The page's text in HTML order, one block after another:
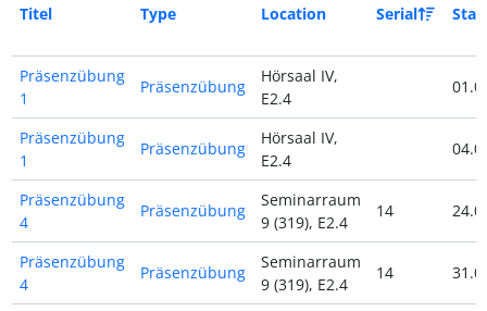
Titel Type Location Serial
Präsenzübung
1
Präsenzübung
Hörsaal IV,
E2.4
Präsenzübung
1
Präsenzübung
Hörsaal IV,
E2.4
Präsenzübung
4
Präsenzübung
Seminarraum
9 (319), E2.4
14
Präsenzübung
4
Präsenzübung
Seminarraum
9 (319), E2.4
14